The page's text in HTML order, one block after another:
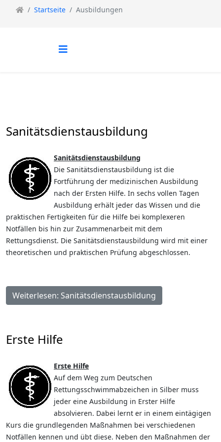
Startseite Ausbildungen
Sanitätsdienstausbildung
Sanitätsdienstausbildung
Die Sanitätsdienstausbildung ist die
Fortführung der medizinischen Ausbildung
nach der Ersten Hilfe. In sechs vollen Tagen
Ausbildung erhält jeder das Wissen und die
praktischen Fertigkeiten für die Hilfe bei komplexeren
Notfällen bis hin zur Zusammenarbeit mit dem
Rettungsdienst. Die Sanitätsdienstausbildung wird mit einer
theoretischen und praktischen Prüfung abgeschlossen.
Weiterlesen: Sanitätsdienstausbildung
Erste Hilfe
Erste Hilfe
Auf dem Weg zum Deutschen
Rettungsschwimmabzeichen in Silber muss
jeder eine Ausbildung in Erster Hilfe
absolvieren. Dabei lernt er in einem eintägigen
Kurs die grundlegenden Maßnahmen bei verschiedenen
Notfällen kennen und übt diese. Neben den Maßnahmen der